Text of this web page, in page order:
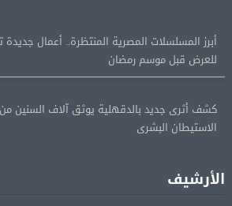
للعرض قبل موسم رمضان
الاستيطان البشرى
المؤهلة لأولمبياد 2028
الأرشيف